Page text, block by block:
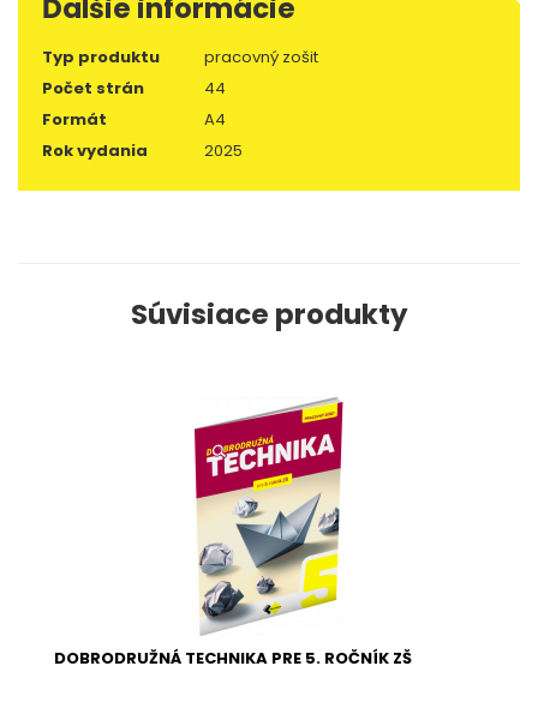
Ďalšie informácie
Typ produktu
pracovný zošit
Počet strán
44
Formát
A4
Rok vydania
2025
Súvisiace produkty
DOBRODRUŽNÁ TECHNIKA PRE 5. ROČNÍK ZŠ